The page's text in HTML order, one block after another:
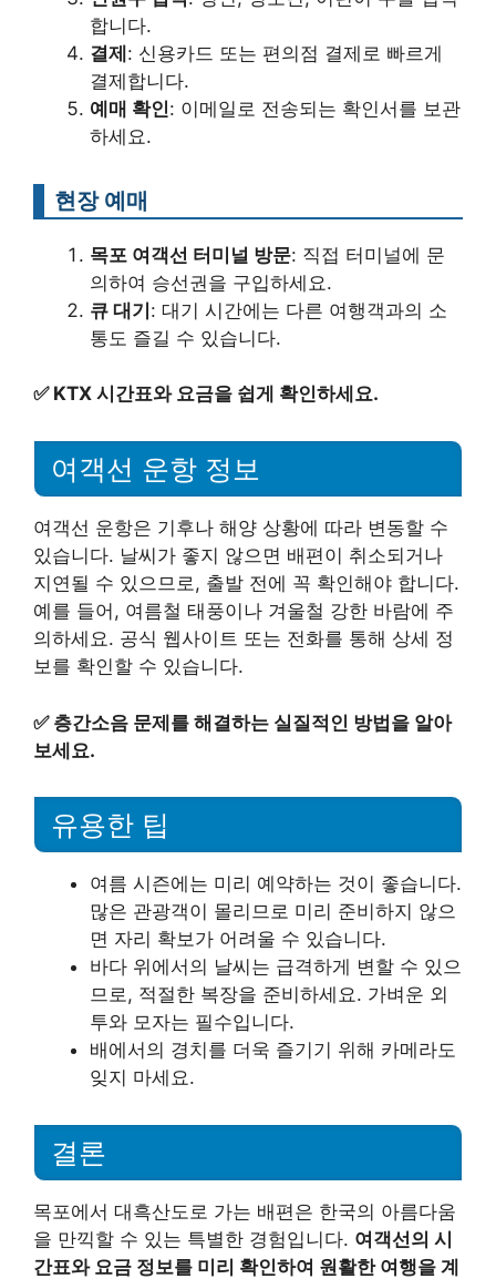
합니다.
결제: 신용카드 또는 편의점 결제로 빠르게
결제합니다.
예매 확인: 이메일로 전송되는 확인서를 보관
하세요.
현장 예매
목포 여객선 터미널 방문: 직접 터미널에 문
의하여 승선권을 구입하세요.
큐 대기: 대기 시간에는 다른 여행객과의 소
통도 즐길 수 있습니다.
✅ KTX 시간표와 요금을 쉽게 확인하세요.
여객선 운항 정보
여객선 운항은 기후나 해양 상황에 따라 변동할 수
있습니다. 날씨가 좋지 않으면 배편이 취소되거나
지연될 수 있으므로, 출발 전에 꼭 확인해야 합니다.
예를 들어, 여름철 태풍이나 겨울철 강한 바람에 주
의하세요. 공식 웹사이트 또는 전화를 통해 상세 정
보를 확인할 수 있습니다.
✅ 층간소음 문제를 해결하는 실질적인 방법을 알아
보세요.
유용한 팁
여름 시즌에는 미리 예약하는 것이 좋습니다.
많은 관광객이 몰리므로 미리 준비하지 않으
면 자리 확보가 어려울 수 있습니다.
바다 위에서의 날씨는 급격하게 변할 수 있으
므로, 적절한 복장을 준비하세요. 가벼운 외
투와 모자는 필수입니다.
배에서의 경치를 더욱 즐기기 위해 카메라도
잊지 마세요.
결론
목포에서 대흑산도로 가는 배편은 한국의 아름다움
을 만끽할 수 있는 특별한 경험입니다. 여객선의 시
간표와 요금 정보를 미리 확인하여 원활한 여행을 계